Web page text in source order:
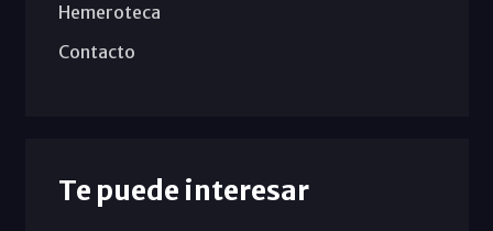
Hemeroteca
Contacto
Te puede interesar